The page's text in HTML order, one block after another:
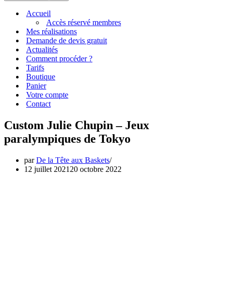
Accueil
Accès réservé membres
Mes réalisations
Demande de devis gratuit
Actualités
Comment procéder ?
Tarifs
Boutique
Panier
Votre compte
Contact
Custom Julie Chupin – Jeux
paralympiques de Tokyo
parDe la Tête aux Baskets
12 juillet 2021 20 octobre 2022